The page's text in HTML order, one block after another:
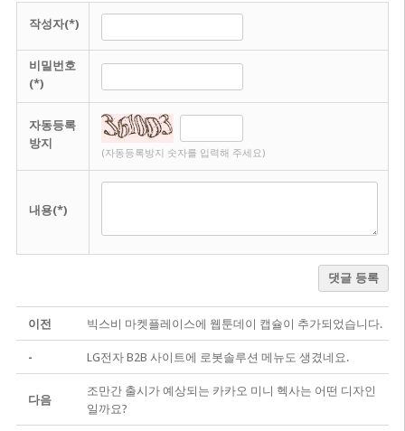
작성자(*)
비밀번호
(*)
자동등록
방지
(자동등록방지 숫자를 입력해 주세요)
내용(*)
댓글 등록
이전 빅스비 마켓플레이스에 웹툰데이 캡슐이 추가되었습니다.
- LG전자 B2B 사이트에 로봇솔루션 메뉴도 생겼네요.
다음
조만간 출시가 예상되는 카카오 미니 헥사는 어떤 디자인
일까요?